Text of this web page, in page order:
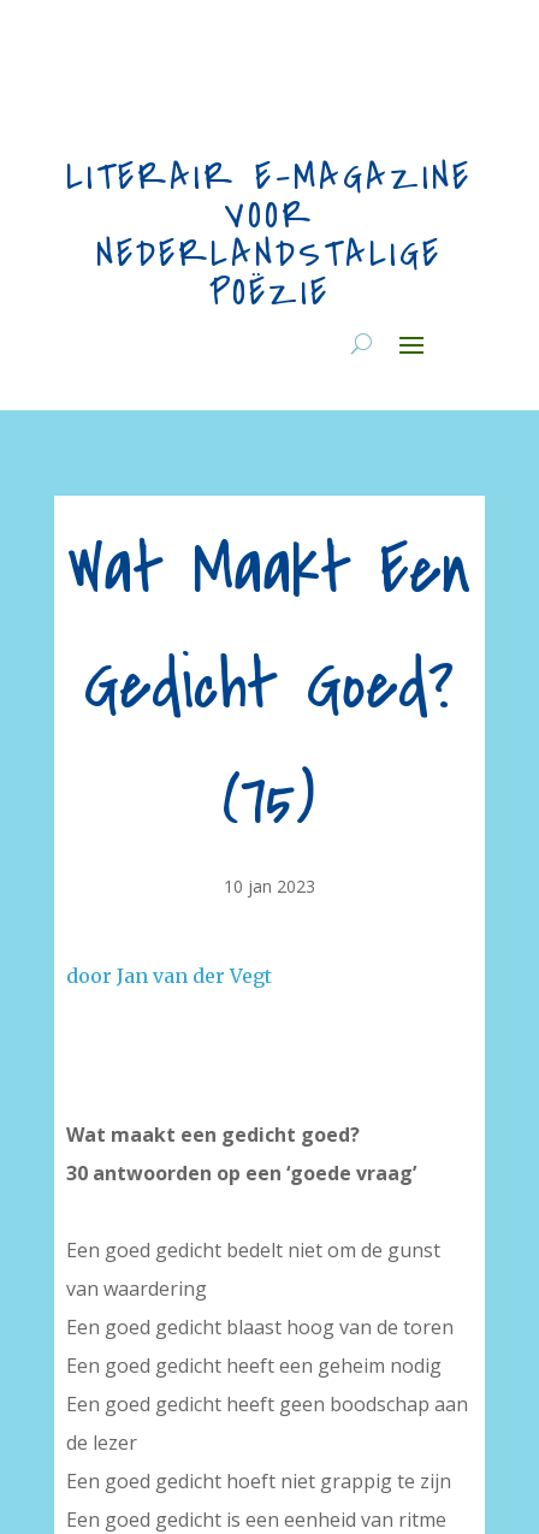
LITERAIR E-MAGAZINE
VOOR
NEDERLANDSTALIGE
POËZIE
Wat Maakt Een
Gedicht Goed?
(75)
10 jan 2023
door Jan van der Vegt
Wat maakt een gedicht goed?
30 antwoorden op een ‘goede vraag’
Een goed gedicht bedelt niet om de gunst
van waardering
Een goed gedicht blaast hoog van de toren
Een goed gedicht heeft een geheim nodig
Een goed gedicht heeft geen boodschap aan
de lezer
Een goed gedicht hoeft niet grappig te zijn
Een goed gedicht is een eenheid van ritme